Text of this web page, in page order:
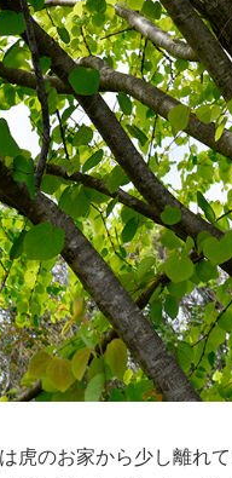
のお家から少し離れ